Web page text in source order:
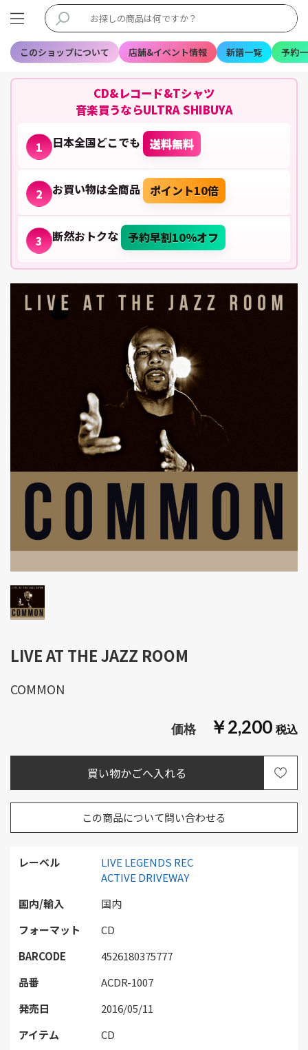
このショップについて 店舗&イベント情報 新譜一覧 予約
CD&レコード&Tシャツ
音楽買うならULTRA SHIBUYA
1 日本全国どこでも 送料無料
2 お買い物は全商品 ポイント10倍
3 断然おトクな 予約早割10%オフ
LIVE AT THE JAZZ ROOM
￥2,200
レーベル
LIVE LEGENDS REC
ACTIVE DRIVEWAY
国内/輸入
国内
フォーマット
CD
BARCODE
4526180375777
品番
ACDR-1007
発売日
2016/05/11
アイテム
CD
この商品について問い合わせる
COMMON